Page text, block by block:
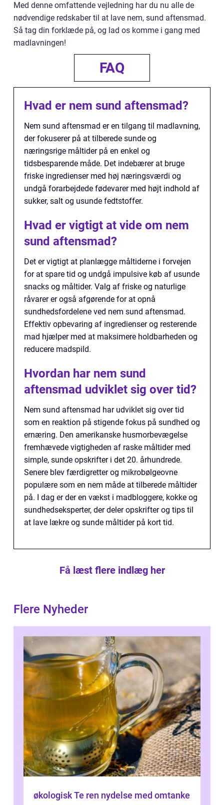
Med denne omfattende vejledning har du nu alle de
nødvendige redskaber til at lave nem, sund aftensmad.
Så tag din forklæde på, og lad os komme i gang med
madlavningen!
FAQ
Hvad er nem sund aftensmad?
Nem sund aftensmad er en tilgang til madlavning,
der fokuserer på at tilberede sunde og
næringsrige måltider på en enkel og
tidsbesparende måde. Det indebærer at bruge
friske ingredienser med høj næringsværdi og
undgå forarbejdede fødevarer med højt indhold af
sukker, salt og usunde fedtstoffer.
Hvad er vigtigt at vide om nem
sund aftensmad?
Det er vigtigt at planlægge måltiderne i forvejen
for at spare tid og undgå impulsive køb af usunde
snacks og måltider. Valg af friske og naturlige
råvarer er også afgørende for at opnå
sundhedsfordelene ved nem sund aftensmad.
Effektiv opbevaring af ingredienser og resterende
mad hjælper med at maksimere holdbarheden og
reducere madspild.
Hvordan har nem sund
aftensmad udviklet sig over tid?
Nem sund aftensmad har udviklet sig over tid
som en reaktion på stigende fokus på sundhed og
ernæring. Den amerikanske husmorbevægelse
fremhævede vigtigheden af raske måltider med
simple, sunde opskrifter i det 20. århundrede.
Senere blev færdigretter og mikrobølgeovne
populære som en nem måde at tilberede måltider
på. I dag er der en vækst i madbloggere, kokke og
sundhedseksperter, der deler opskrifter og tips til
at lave lækre og sunde måltider på kort tid.
Få læst flere indlæg her
Flere Nyheder
økologisk Te ren nydelse med omtanke